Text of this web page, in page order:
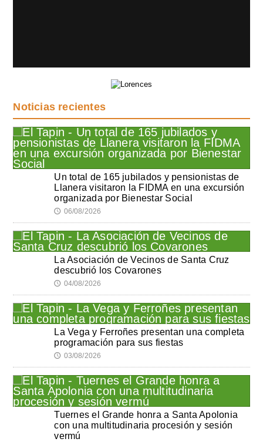
Noticias recientes
Un total de 165 jubilados y pensionistas de
Llanera visitaron la FIDMA en una excursión
organizada por Bienestar Social
🕔 06/08/2026
La Asociación de Vecinos de Santa Cruz
descubrió los Covarones
🕔 04/08/2026
La Vega y Ferroñes presentan una completa
programación para sus fiestas
🕔 03/08/2026
Tuernes el Grande honra a Santa Apolonia
con una multitudinaria procesión y sesión
vermú